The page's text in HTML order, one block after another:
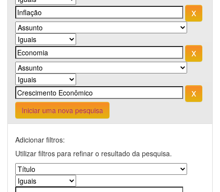
Iniciar uma nova pesquisa
Adicionar filtros:
Utilizar filtros para refinar o resultado da pesquisa.